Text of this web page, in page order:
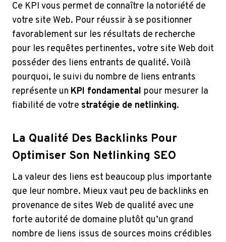
Ce KPI vous permet de connaître la notoriété de
votre site Web. Pour réussir à se positionner
favorablement sur les résultats de recherche
pour les requêtes pertinentes, votre site Web doit
posséder des liens entrants de qualité. Voilà
pourquoi, le suivi du nombre de liens entrants
représente un KPI fondamental pour mesurer la
fiabilité de votre stratégie de netlinking.
La Qualité Des Backlinks Pour
Optimiser Son Netlinking SEO
La valeur des liens est beaucoup plus importante
que leur nombre. Mieux vaut peu de backlinks en
provenance de sites Web de qualité avec une
forte autorité de domaine plutôt qu’un grand
nombre de liens issus de sources moins crédibles